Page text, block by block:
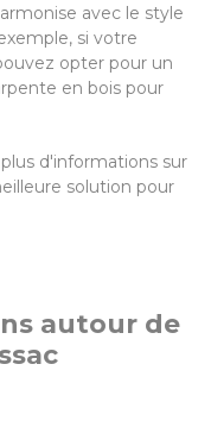
avec le style
si votre
opter pour un
en bois pour
d'informations sur
solution pour
autour de